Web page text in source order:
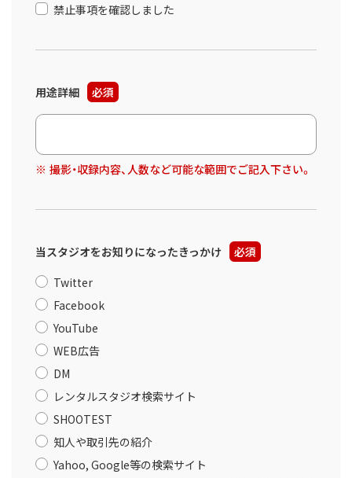
禁止事項を確認しました
用途詳細 必須
撮影・収録内容、人数など可能な範囲でご記入下さい。
当スタジオをお知りになったきっかけ
必須
Twitter
Facebook
YouTube
WEB広告
DM
レンタルスタジオ検索サイト
SHOOTEST
知人や取引先の紹介
Yahoo, Google等の検索サイト